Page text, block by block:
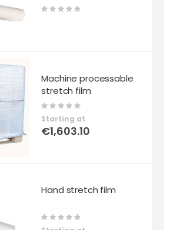
Rating:
0%
Machine processable
stretch film
Rating:
0%
Starting at
€1,603.10
Hand stretch film
Rating: